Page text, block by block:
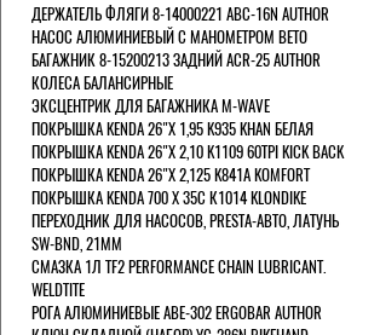
ДЕРЖАТЕЛЬ ФЛЯГИ 8-14000221 ABC-16N AUTHOR
НАСОС АЛЮМИНИЕВЫЙ С МАНОМЕТРОМ BETO
БАГАЖНИК 8-15200213 ЗАДНИЙ ACR-25 AUTHOR
КОЛЕСА БАЛАНСИРНЫЕ
ЭКСЦЕНТРИК ДЛЯ БАГАЖНИКА M-WAVE
ПОКРЫШКА KENDA 26"Х 1,95 K935 KHAN БЕЛАЯ
ПОКРЫШКА KENDA 26"Х 2,10 K1109 60TPI KICK BACK
ПОКРЫШКА KENDA 26"Х 2,125 K841A KOMFORT
ПОКРЫШКА KENDA 700 Х 35С К1014 KLONDIKE
ПЕРЕХОДНИК ДЛЯ НАСОСОВ, PRESTA-АВТО, ЛАТУНЬ
SW-BND, 21ММ
СМАЗКА 1Л TF2 PERFORMANCE CHAIN LUBRICANT.
WELDTITE
РОГА АЛЮМИНИЕВЫЕ ABE-302 ERGOBAR AUTHOR